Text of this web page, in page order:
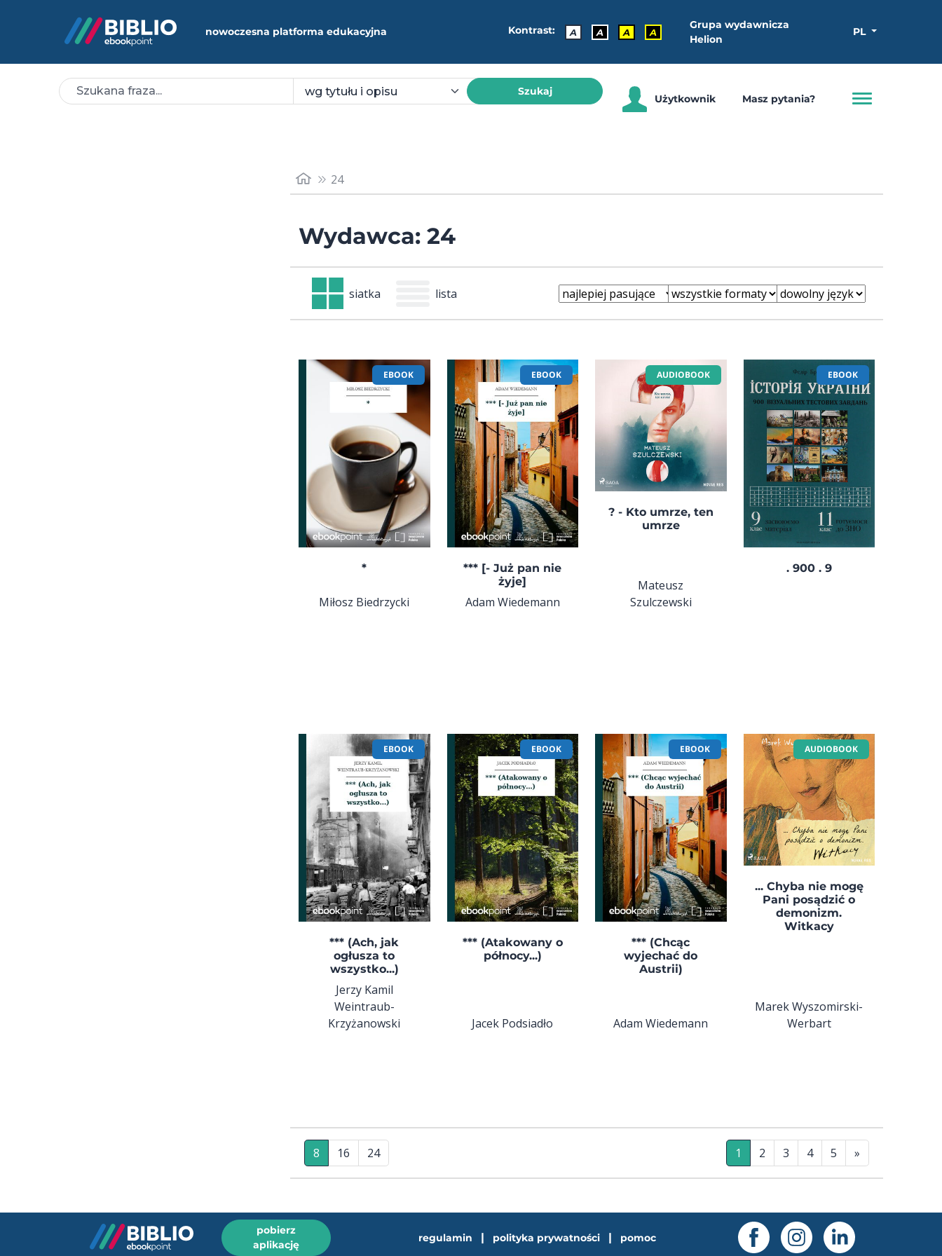
nowoczesna platforma edukacyjna Kontrast: A A A A
Grupa wydawnicza
Helion
PL
Szukaj
Użytkownik Masz pytania?
24
Wydawca: 24
siatka lista
EBOOK
*
Miłosz Biedrzycki
EBOOK
*** [- Już pan nie
żyje]
Adam Wiedemann
AUDIOBOOK
? - Kto umrze, ten
umrze
Mateusz
Szulczewski
EBOOK
. 900 . 9
EBOOK
*** (Ach, jak
ogłusza to
wszystko...)
Jerzy Kamil
Weintraub-
Krzyżanowski
EBOOK
*** (Atakowany o
północy...)
Jacek Podsiadło
EBOOK
*** (Chcąc
wyjechać do
Austrii)
Adam Wiedemann
AUDIOBOOK
... Chyba nie mogę
Pani posądzić o
demonizm.
Witkacy
Marek Wyszomirski-
Werbart
8 16 24 1 2 3 4 5 »
pobierz
aplikację
regulamin | polityka prywatności | pomoc